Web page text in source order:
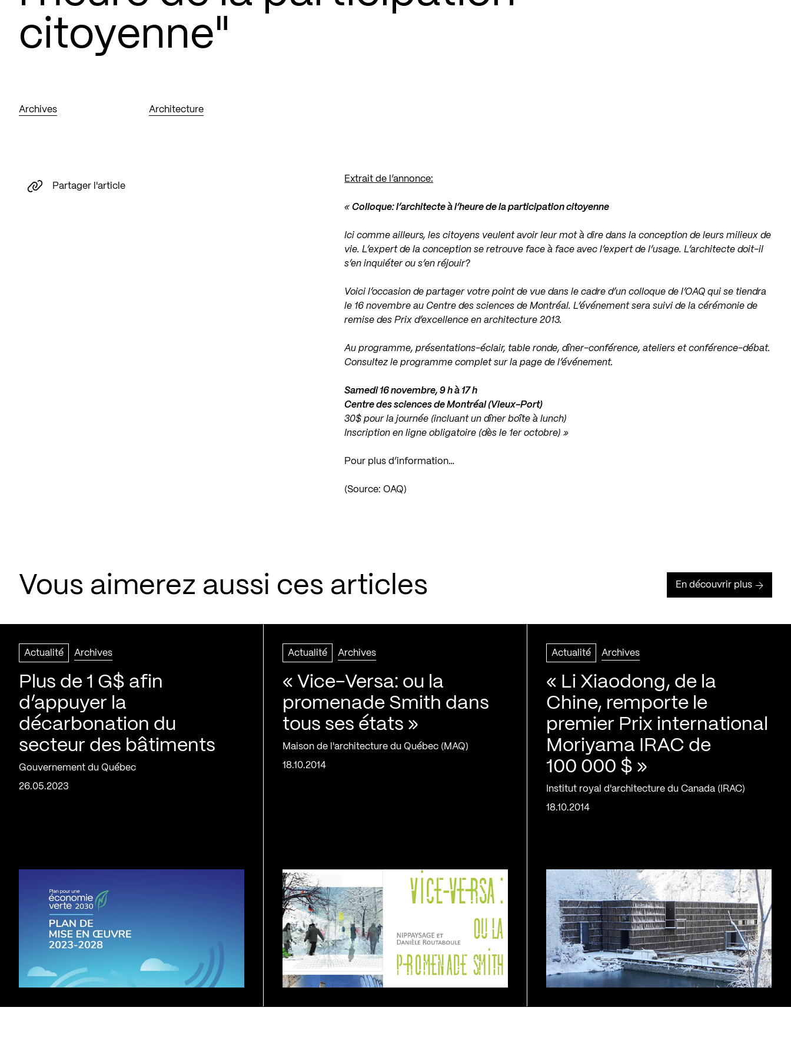
citoyenne"
Archives Architecture
Extrait de l’annonce:
«Colloque: l’architecte à l’heure de la participation citoyenne
Ici comme ailleurs, les citoyens veulent avoir leur mot à dire dans la conception de leurs milieux de
vie. L’expert de la conception se retrouve face à face avec l’expert de l’usage. L’architecte doit-il
s’en inquiéter ou s’en réjouir?
Voici l’occasion de partager votre point de vue dans le cadre d’un colloque de l’OAQ qui se tiendra
le 16 novembre au Centre des sciences de Montréal. L’événement sera suivi de la cérémonie de
remise des Prix d’excellence en architecture 2013.
Au programme, présentations-éclair, table ronde, dîner-conférence, ateliers et conférence-débat.
Consultez le programme complet sur la page de l’événement.
Samedi 16 novembre, 9 h à 17 h
Centre des sciences de Montréal (Vieux-Port)
30$ pour la journée (incluant un dîner boîte à lunch)
Inscription en ligne obligatoire (dès le 1er octobre) »
Pour plus d’information…
(Source: OAQ)
Partager l'article
Vous aimerez aussi ces articles En découvrir plus
Actualité Archives
Plus de 1 G$ afin
d’appuyer la
décarbonation du
secteur des bâtiments
Gouvernement du Québec
26.05.2023
Actualité Archives
« Vice-Versa: ou la
promenade Smith dans
tous ses états »
Maison de l'architecture du Québec (MAQ)
18.10.2014
Actualité Archives
« Li Xiaodong, de la
Chine, remporte le
premier Prix international
Moriyama IRAC de
100 000 $ »
Institut royal d'architecture du Canada (IRAC)
18.10.2014